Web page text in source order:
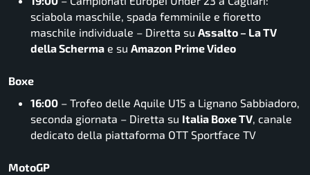
sciabola maschile, spada femminile e fioretto
maschile individuale – Diretta su Assalto – La TV
della Scherma e su Amazon Prime Video
Boxe
16:00 – Trofeo delle Aquile U15 a Lignano Sabbiadoro,
seconda giornata – Diretta su Italia Boxe TV, canale
dedicato della piattaforma OTT Sportface TV
MotoGP